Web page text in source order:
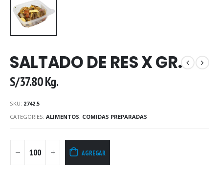
SALTADO DE RES X GR.
S/37.80Kg.
SKU: 2742.5
CATEGORIES: ALIMENTOS, COMIDAS PREPARADAS
AGREGAR